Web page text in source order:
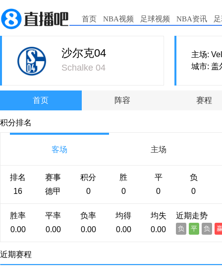
首页 NBA视频 足球视频 NBA资讯
沙尔克04
Schalke 04
主场:
城市: 盖
首页 阵容 赛程
积分排名
客场 主场
排名 赛事 积分 胜 平
负
16
德甲 0 0 0 0
胜率 平率 负率 均得 均失
近期走势
0.00
0.00 0.00 0.00 0.00 负 平 负
近期赛程